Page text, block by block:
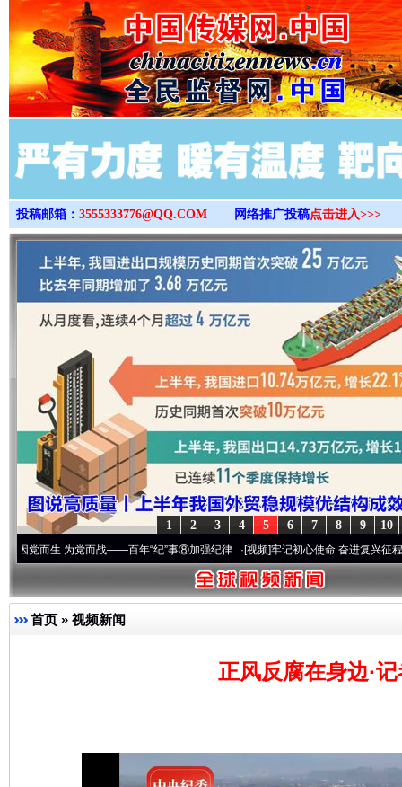
>
投稿邮箱： 3555333776@QQ.COM 网络推广投稿点击进入>>>
10
9
8
7
6
5
4
3
2
1
为党而战——百年“纪”事⑧加强纪律..·[视频]牢记初心使命 奋进复兴征程丨“转折之
首页 » 视频新闻
正风反腐在身边·